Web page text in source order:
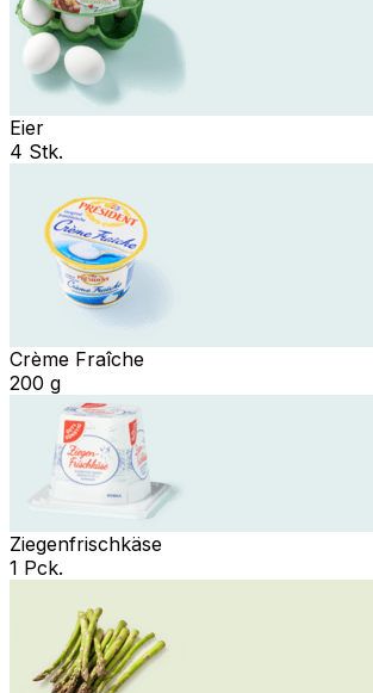
Eier
4 Stk.
Crème Fraîche
200 g
Ziegenfrischkäse
1 Pck.